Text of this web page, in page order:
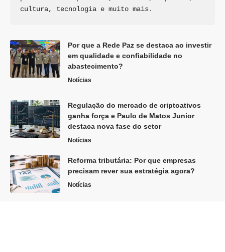
cultura, tecnologia e muito mais.
Por que a Rede Paz se destaca ao investir
em qualidade e confiabilidade no
abastecimento?
Notícias
Regulação do mercado de criptoativos
ganha força e Paulo de Matos Junior
destaca nova fase do setor
Notícias
Reforma tributária: Por que empresas
precisam rever sua estratégia agora?
Notícias